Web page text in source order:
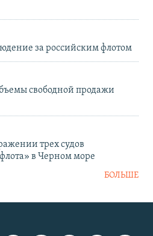
за российским флотом
свободной продажи
трех судов
в Черном море
БОЛЬШЕ